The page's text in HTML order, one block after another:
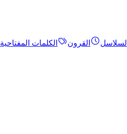
السلاسل القرون الكلمات المفتاحية